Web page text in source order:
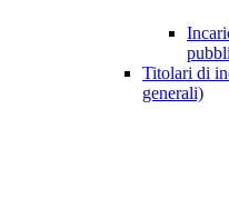
Titolari di
generali)